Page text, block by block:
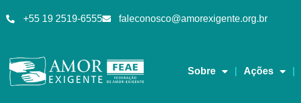
+55 19 2519-6555 faleconosco@amorexigente.org.br
Sobre Ações